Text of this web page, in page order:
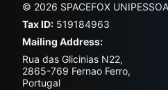
© 2026 SPACEFOX
Tax ID: 519184963
Mailing Address:
Rua das Glicinias N22,
2865-769 Fernao Ferro,
Portugal